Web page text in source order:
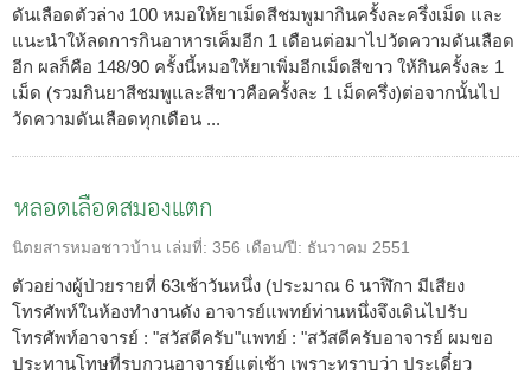
ดันเลือดตัวล่าง 100 หมอให้ยาเม็ดสีชมพูมากินครั้งละครึ่งเม็ด และ
แนะนำให้ลดการกินอาหารเค็มอีก 1 เดือนต่อมาไปวัดความดันเลือด
อีก ผลก็คือ 148/90 ครั้งนี้หมอให้ยาเพิ่มอีกเม็ดสีขาว ให้กินครั้งละ 1
เม็ด (รวมกินยาสีชมพูและสีขาวคือครั้งละ 1 เม็ดครึ่ง)ต่อจากนั้นไป
วัดความดันเลือดทุกเดือน ...
หลอดเลือดสมองแตก
นิตยสารหมอชาวบ้าน เล่มที่: 356 เดือน/ปี: ธันวาคม 2551
ตัวอย่างผู้ป่วยรายที่ 63เช้าวันหนึ่ง (ประมาณ 6 นาฬิกา มีเสียง
โทรศัพท์ในห้องทำงานดัง อาจารย์แพทย์ท่านหนึ่งจึงเดินไปรับ
โทรศัพท์อาจารย์ : "สวัสดีครับ"แพทย์ : "สวัสดีครับอาจารย์ ผมขอ
ประทานโทษที่รบกวนอาจารย์แต่เช้า เพราะทราบว่า ประเดี๋ยว